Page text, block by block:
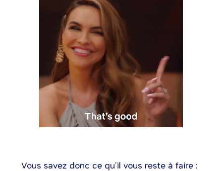
Vous savez donc ce qu’il vous reste à faire :